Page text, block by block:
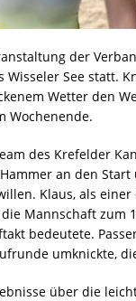
der
Wisseler See statt.
Wetter den
Wochenende.
des Krefelder
an den
Klaus, als
Mannschaft zum
bedeutete.
umknickte,
über die